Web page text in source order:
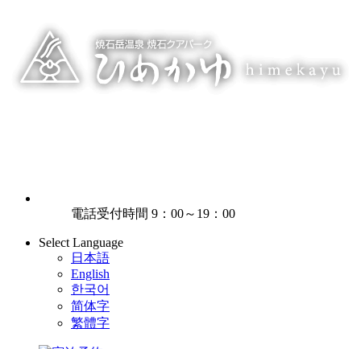
電話受付時間 9：00～19：00
Select Language
日本語
English
한국어
简体字
繁體字